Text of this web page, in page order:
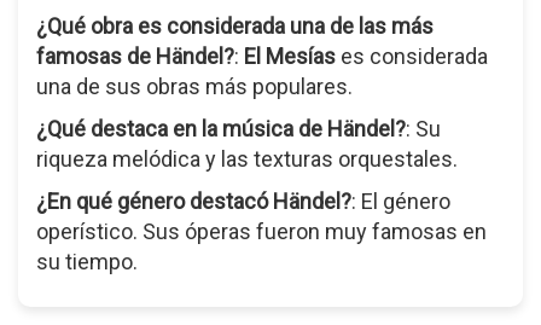
¿Qué obra es considerada una de las más
famosas de Händel?: El Mesías es considerada
una de sus obras más populares.
¿Qué destaca en la música de Händel?: Su
riqueza melódica y las texturas orquestales.
¿En qué género destacó Händel?: El género
operístico. Sus óperas fueron muy famosas en
su tiempo.